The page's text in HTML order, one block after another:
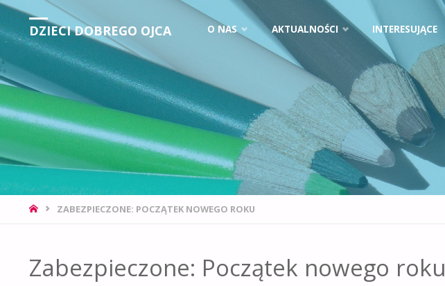
DZIECI DOBREGO OJCA O NAS AKTUALNOŚCI INTERESUJĄCE
ZABEZPIECZONE: POCZĄTEK NOWEGO ROKU
Zabezpieczone: Początek nowego roku